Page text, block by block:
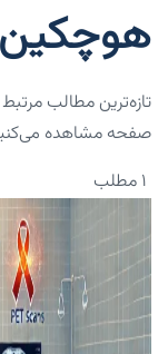
تازه‌ترین مطالب
صفحه مشاهده
۱ مطلب